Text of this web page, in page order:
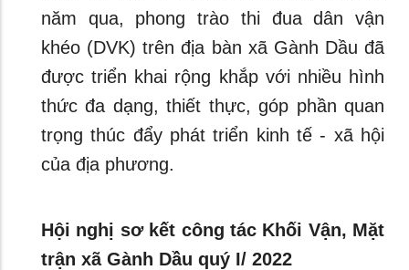
năm qua, phong trào thi đua dân vận
khéo (DVK) trên địa bàn xã Gành Dầu đã
được triển khai rộng khắp với nhiều hình
thức đa dạng, thiết thực, góp phần quan
trọng thúc đẩy phát triển kinh tế - xã hội
của địa phương.
Hội nghị sơ kết công tác Khối Vận, Mặt
trận xã Gành Dầu quý I/ 2022